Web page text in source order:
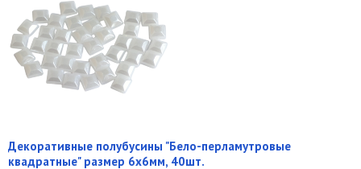
Декоративные полубусины "Бело-перламутровые
квадратные" размер 6х6мм, 40шт.